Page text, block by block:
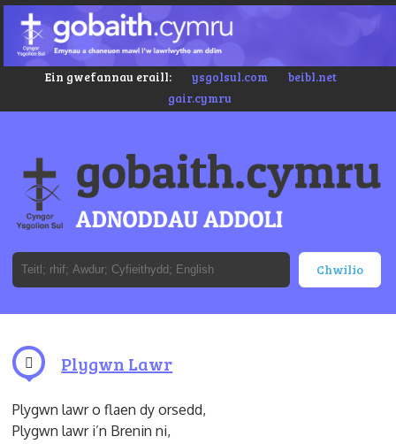
Ein gwefannau eraill: ysgolsul.com
beibl.net
gair.cymru
Plygwn Lawr
Plygwn lawr o flaen dy orsedd,
Plygwn lawr i’n Brenin ni,